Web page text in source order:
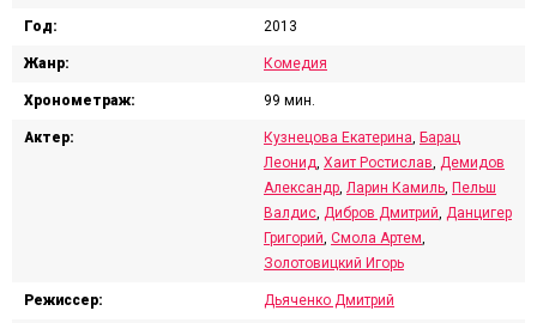
Год: 2013
Жанр: Комедия
Хронометраж: 99 мин.
Актер: Кузнецова Екатерина, Барац
Леонид, Хаит Ростислав, Демидов
Александр, Ларин Камиль, Пельш
Валдис, Дибров Дмитрий, Данцигер
Григорий, Смола Артем,
Золотовицкий Игорь
Режиссер: Дьяченко Дмитрий